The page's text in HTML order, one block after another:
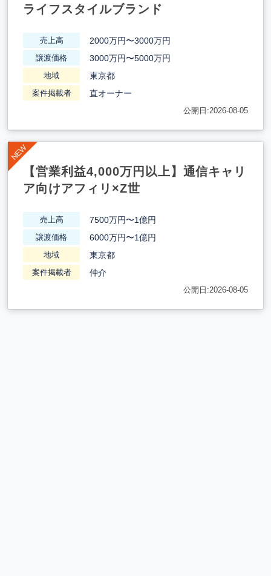
ライフスタイルブランド
売上高 2000万円〜3000万円
譲渡価格 3000万円〜5000万円
地域 東京都
案件掲載者 直オーナー
公開日:2026-08-05
【営業利益4,000万円以上】通信キャリ
ア向けアフィリ×Z世
売上高 7500万円〜1億円
譲渡価格 6000万円〜1億円
地域 東京都
案件掲載者 仲介
公開日:2026-08-05